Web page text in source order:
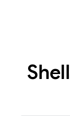
Shell